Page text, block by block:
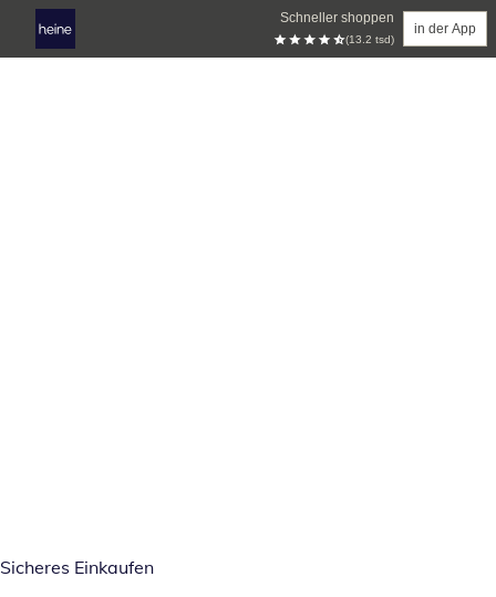
Schneller shoppen
(13.2 tsd)
in der App
Sicheres Einkaufen